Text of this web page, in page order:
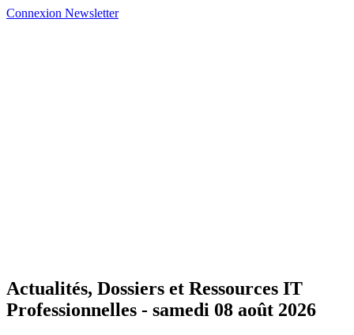
Connexion Newsletter
Actualités, Dossiers et Ressources IT
Professionnelles - samedi 08 août 2026